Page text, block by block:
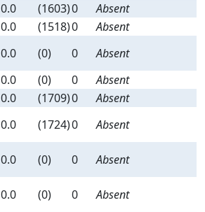
0.0 (1603)0
Absent
0.0 (1518)0
Absent
0.0 (0) 0
Absent
0.0 (0) 0
Absent
0.0 (1709)0
Absent
0.0 (1724)0
Absent
0.0 (0) 0
Absent
0.0 (0) 0
Absent